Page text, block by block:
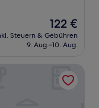
Der
Preis
beträgt
122 €
Steuern & Gebühren
9. Aug.–10. Aug.
by Wyndham